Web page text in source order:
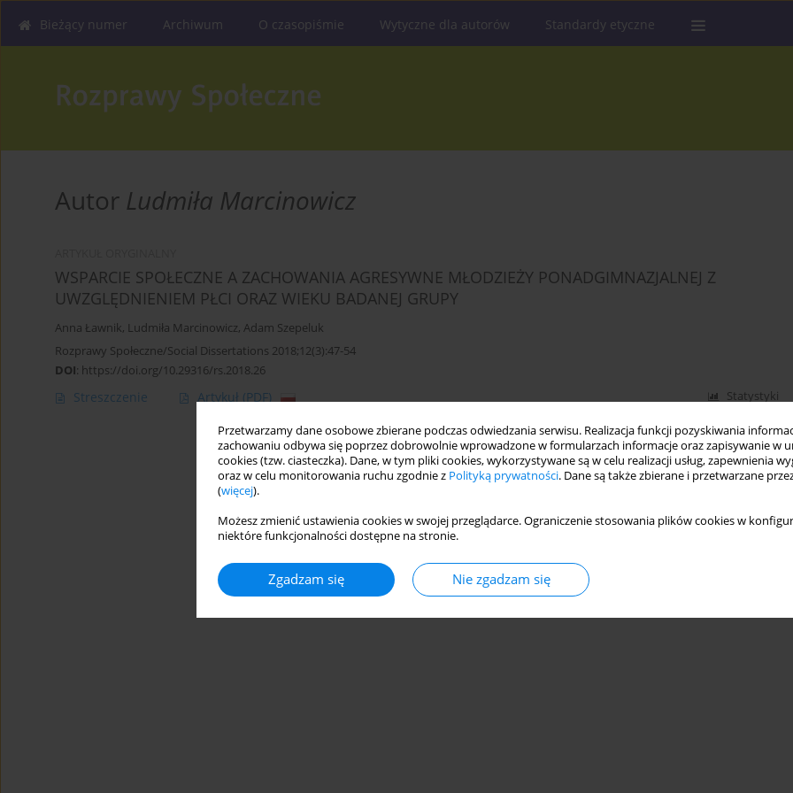
Przetwarzamy dane osobowe zbierane podczas odwiedzania serwisu. Realizacja funkcji pozyskiwania
zachowaniu odbywa się poprzez dobrowolnie wprowadzone w formularzach informacje oraz zapisywanie w
cookies (tzw. ciasteczka). Dane, w tym pliki cookies, wykorzystywane są w celu realizacji usług, zapewnienia
oraz w celu monitorowania ruchu zgodnie z Polityką prywatności. Dane są także zbierane i przetwarzane
(więcej).
Możesz zmienić ustawienia cookies w swojej przeglądarce. Ograniczenie stosowania plików cookies w
niektóre funkcjonalności dostępne na stronie.
Zgadzam się Nie zgadzam się
Bieżący numer Archiwum O czasopiśmie Wytyczne dla autorów Standardy etyczne
Autor Ludmiła Marcinowicz
WSPARCIE SPOŁECZNE A ZACHOWANIA AGRESYWNE MŁODZIEŻY PONADGIMNAZJALNEJ Z
UWZGLĘDNIENIEM PŁCI ORAZ WIEKU BADANEJ GRUPY
Anna Ławnik, Ludmiła Marcinowicz, Adam Szepeluk
Rozprawy Społeczne/Social Dissertations 2018;12(3):47-54
DOI: https://doi.org/10.29316/rs.2018.26
Streszczenie Artykuł (PDF) Statystyki